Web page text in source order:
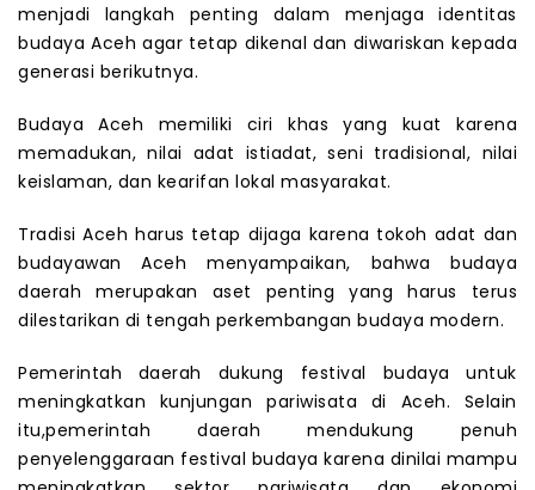
menjadi langkah penting dalam menjaga identitas
budaya Aceh agar tetap dikenal dan diwariskan kepada
generasi berikutnya.
Budaya Aceh memiliki ciri khas yang kuat karena
memadukan, nilai adat istiadat, seni tradisional, nilai
keislaman, dan kearifan lokal masyarakat.
Tradisi Aceh harus tetap dijaga karena tokoh adat dan
budayawan Aceh menyampaikan, bahwa budaya
daerah merupakan aset penting yang harus terus
dilestarikan di tengah perkembangan budaya modern.
Pemerintah daerah dukung festival budaya untuk
meningkatkan kunjungan pariwisata di Aceh. Selain
itu,pemerintah daerah mendukung penuh
penyelenggaraan festival budaya karena dinilai mampu